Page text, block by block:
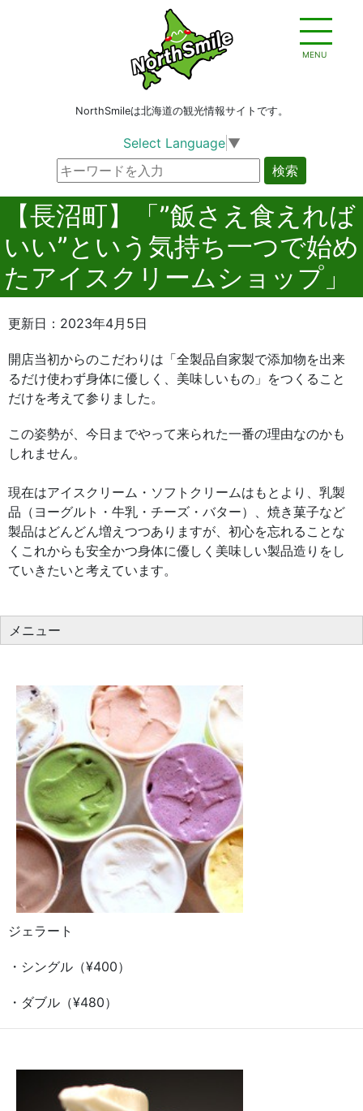
MENU
NorthSmileは北海道の観光情報サイトです。
Select Language ▼
検索
【長沼町】「”飯さえ食えれば
いい”という気持ち一つで始め
たアイスクリームショップ」
更新日：2023年4月5日
開店当初からのこだわりは「全製品自家製で添加物を出来
るだけ使わず身体に優しく、美味しいもの」をつくること
だけを考えて参りました。
この姿勢が、今日までやって来られた一番の理由なのかも
しれません。
現在はアイスクリーム・ソフトクリームはもとより、乳製
品（ヨーグルト・牛乳・チーズ・バター）、焼き菓子など
製品はどんどん増えつつありますが、初心を忘れることな
くこれからも安全かつ身体に優しく美味しい製品造りをし
ていきたいと考えています。
メニュー
ジェラート
・シングル（¥400）
・ダブル（¥480）